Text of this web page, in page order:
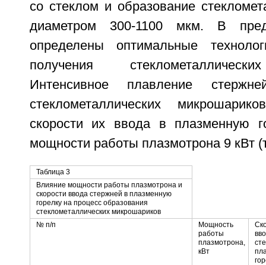
со стеклом и образование
диаметром 300-1100 мкм. В
определены оптимальные
получения
Интенсивное плавление
стеклометаллических
скорости их ввода в плазменную
мощности работы плазмотрона 9 кВт
Таблица 3
Влияние мощности работы плазмотрона и
скорости ввода стержней в плазменную
горелку на процесс образования
стеклометаллических микрошариков
№ п/п
Мощность
работы
плазмотрона,
кВт